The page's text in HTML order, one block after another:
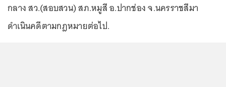
กลาง สว.(สอบสวน) สภ.หมูสี อ.ปากช่อง จ.นครราชสีมา
ดำเนินคดีตามกฎหมายต่อไป.